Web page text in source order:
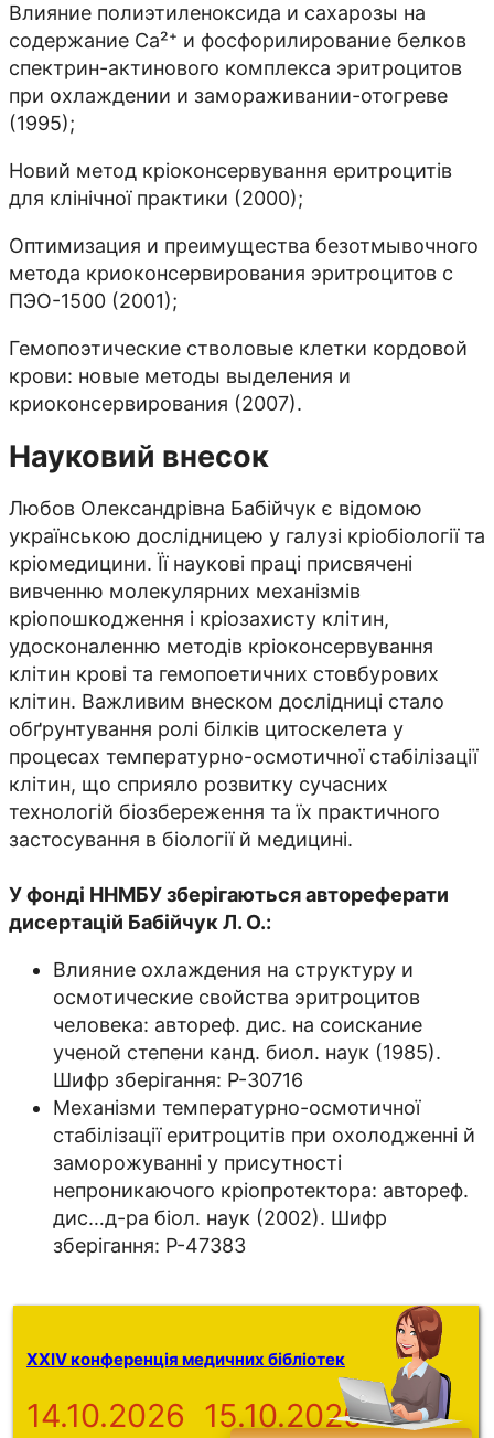
Влияние полиэтиленоксида и сахарозы на
содержание Са²⁺ и фосфорилирование белков
спектрин-актинового комплекса эритроцитов
при охлаждении и замораживании-отогреве
(1995);
Новий метод кріоконсервування еритроцитів
для клінічної практики (2000);
Оптимизация и преимущества безотмывочного
метода криоконсервирования эритроцитов с
ПЭО-1500 (2001);
Гемопоэтические стволовые клетки кордовой
крови: новые методы выделения и
криоконсервирования (2007).
Науковий внесок
Любов Олександрівна Бабійчук є відомою
українською дослідницею у галузі кріобіології та
кріомедицини. Її наукові праці присвячені
вивченню молекулярних механізмів
кріопошкодження і кріозахисту клітин,
удосконаленню методів кріоконсервування
клітин крові та гемопоетичних стовбурових
клітин. Важливим внеском дослідниці стало
обґрунтування ролі білків цитоскелета у
процесах температурно-осмотичної стабілізації
клітин, що сприяло розвитку сучасних
технологій біозбереження та їх практичного
застосування в біології й медицині.
У фонді ННМБУ зберігаються автореферати
дисертацій Бабійчук Л. О.:
Влияние охлаждения на структуру и
осмотические свойства эритроцитов
человека: автореф. дис. на соискание
ученой степени канд. биол. наук (1985).
Шифр зберігання: Р-30716
Механізми температурно-осмотичної
стабілізації еритроцитів при охолодженні й
заморожуванні у присутності
непроникаючого кріопротектора: автореф.
дис…д-ра біол. наук (2002). Шифр
зберігання: Р-47383
XXIV конференція медичних бібліотек
14.10.2026 15.10.2026